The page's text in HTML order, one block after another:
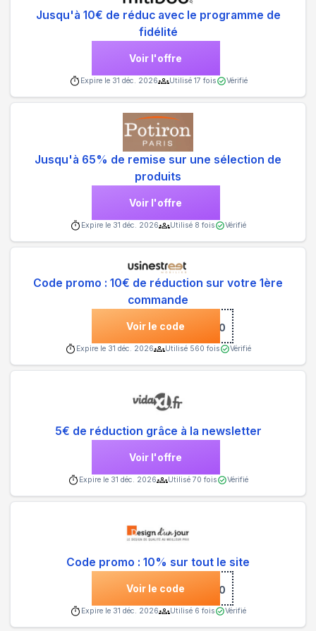
Jusqu'à 10€ de réduc avec le programme de
fidélité
Voir l'offre
Expire le 31 déc. 2026 Utilisé 17 fois Vérifié
Jusqu'à 65% de remise sur une sélection de
produits
Voir l'offre
Expire le 31 déc. 2026 Utilisé 8 fois Vérifié
Code promo : 10€ de réduction sur votre 1ère
commande
Voir le code
***NVENUE10
Expire le 31 déc. 2026 Utilisé 560 fois Vérifié
5€ de réduction grâce à la newsletter
Voir l'offre
Expire le 31 déc. 2026 Utilisé 70 fois Vérifié
Code promo : 10% sur tout le site
Voir le code ***J10
Expire le 31 déc. 2026 Utilisé 6 fois Vérifié